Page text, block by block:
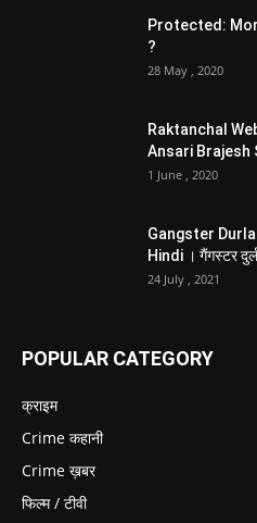
Protected:
?
28 May , 2020
Raktanchal
Ansari Brajesh
1 June , 2020
Gangster
Hindi । गैंगस्टर
24 July , 2021
POPULAR CATEGORY
क्राइम
Crime कहानी
Crime ख़बर
फिल्म / टीवी